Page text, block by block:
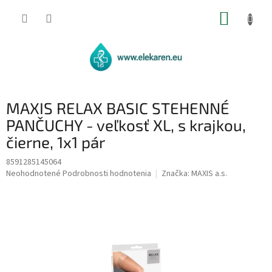
MAXIS RELAX BASIC STEHENNÉ
PANČUCHY - veľkosť XL, s krajkou,
čierne, 1x1 pár
8591285145064
Priemerné
Neohodnotené Podrobnosti hodnotenia Značka: MAXIS a.s.